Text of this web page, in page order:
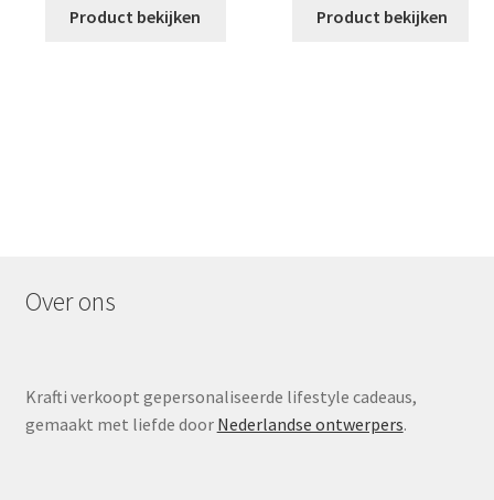
Product bekijken Product bekijken
Over ons
Krafti verkoopt gepersonaliseerde lifestyle cadeaus,
gemaakt met liefde door Nederlandse ontwerpers.